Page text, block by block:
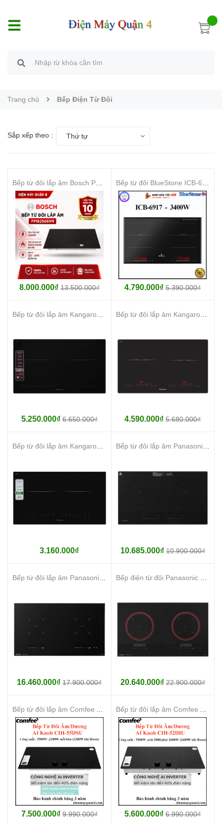
Trang chủ Bếp Điện Từ Đôi
Sắp xếp theo : Thứ tự
8.000.000₫13.500.000₫ 4.790.000₫5.390.000₫
5.250.000₫6.650.000₫ 4.590.000₫5.680.000₫
3.160.000₫ 10.685.000₫10.900.000₫
16.460.000₫17.900.000₫ 20.640.000₫22.900.000₫
7.500.000₫9.990.000₫ 5.600.000₫6.990.000₫